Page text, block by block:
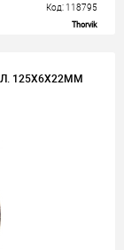
Код: 118795
Thorvik
125Х6Х22ММ